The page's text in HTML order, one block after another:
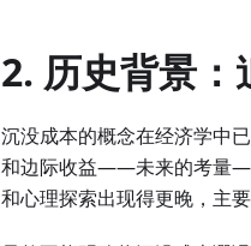
2. 历史背景
沉没成本的概念在经济学中
和边际收益——未来的考量
和心理探索出现得更晚，主